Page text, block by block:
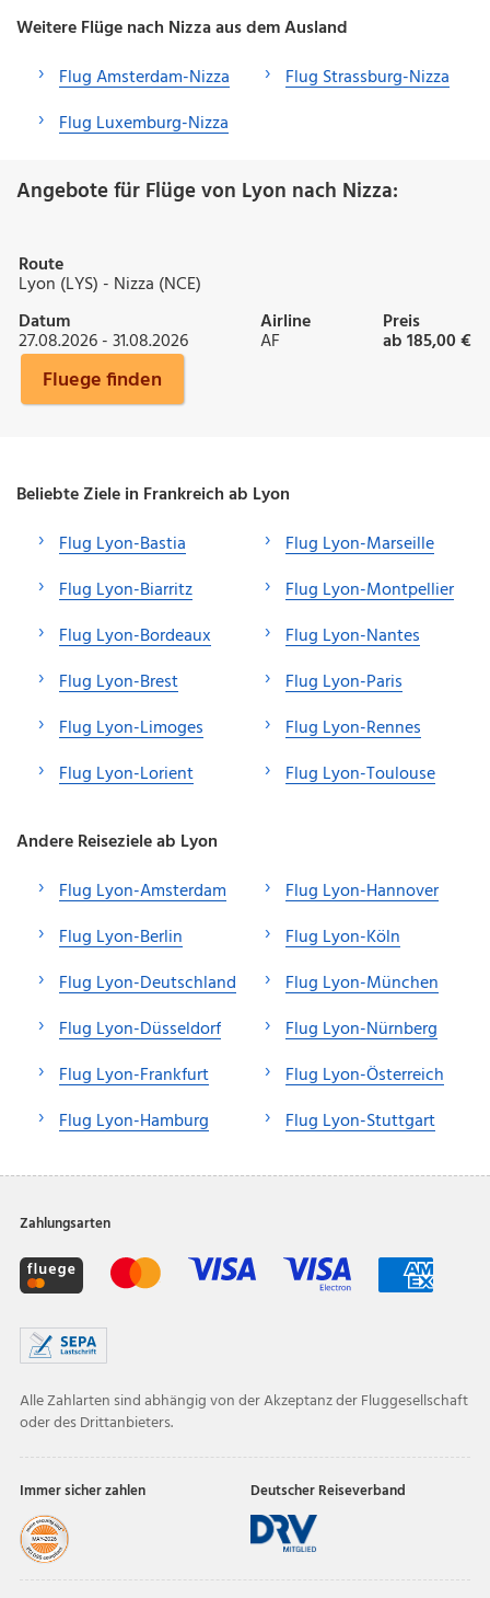
Weitere Flüge nach Nizza aus dem Ausland
Flug Amsterdam-Nizza
Flug Luxemburg-Nizza
Flug Strassburg-Nizza
Angebote für Flüge von Lyon nach Nizza:
Route
Lyon (LYS) - Nizza (NCE)
Datum
27.08.2026 - 31.08.2026
Airline
AF
Preis
ab 185,00 €
Fluege finden
Beliebte Ziele in Frankreich ab Lyon
Flug Lyon-Bastia
Flug Lyon-Biarritz
Flug Lyon-Bordeaux
Flug Lyon-Brest
Flug Lyon-Limoges
Flug Lyon-Lorient
Flug Lyon-Marseille
Flug Lyon-Montpellier
Flug Lyon-Nantes
Flug Lyon-Paris
Flug Lyon-Rennes
Flug Lyon-Toulouse
Andere Reiseziele ab Lyon
Flug Lyon-Amsterdam
Flug Lyon-Berlin
Flug Lyon-Deutschland
Flug Lyon-Düsseldorf
Flug Lyon-Frankfurt
Flug Lyon-Hamburg
Flug Lyon-Hannover
Flug Lyon-Köln
Flug Lyon-München
Flug Lyon-Nürnberg
Flug Lyon-Österreich
Flug Lyon-Stuttgart